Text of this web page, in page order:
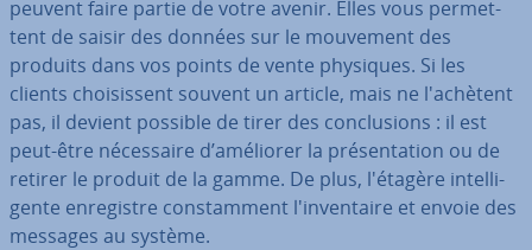
peuvent faire partie de votre avenir. Elles vous per­met­
tent de saisir des données sur le mouvement des
produits dans vos points de vente physiques. Si les
clients choi­sis­sent souvent un article, mais ne l'achè­tent
pas, il devient possible de tirer des con­clu­sions : il est
peut-être né­ces­saire d’améliorer la pré­sen­ta­tion ou de
retirer le produit de la gamme. De plus, l'étagère in­tel­li­
gente en­re­gistre cons­tam­ment l'in­ven­taire et envoie des
messages au système.